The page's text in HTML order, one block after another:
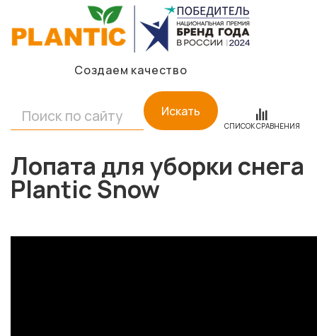
Создаем качество
Искать
СПИСОК СРАВНЕНИЯ
Лопата для уборки снега
Plantic Snow